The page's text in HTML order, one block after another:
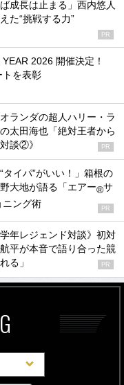
成長は止まる」西内悠人
た“挑戦する力”
PR
2026 開催決定！
トを表彰
ランダの超人ハリー・ラ
太田海也「絶対王者から
談②》
PR
タイパ”がいい！」箱根の
大地が語る「エアー®サ
ニング術 PR
年レジェンド対談》初対
平が本音で語り合った競
る」
PR